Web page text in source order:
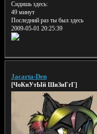
Сидишь здесь:
49 минут
Последний раз ты был здесь
2009-05-01 20:25:39
Jacarta-Den
[ЧоКнУтЫй ШиЗиГгГ]